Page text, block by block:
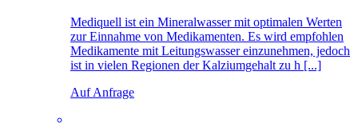
Mediquell ist ein Mineralwasser mit optimalen Werten
zur Einnahme von Medikamenten. Es wird empfohlen
Medikamente mit Leitungswasser einzunehmen, jedoch
ist in vielen Regionen der Kalziumgehalt zu h [...]
Auf Anfrage